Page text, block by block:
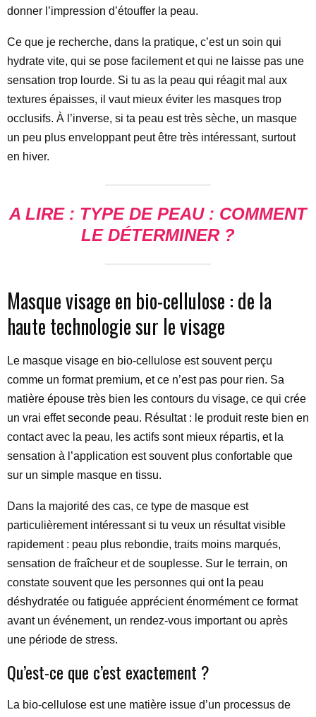
donner l’impression d’étouffer la peau.
Ce que je recherche, dans la pratique, c’est un soin qui
hydrate vite, qui se pose facilement et qui ne laisse pas une
sensation trop lourde. Si tu as la peau qui réagit mal aux
textures épaisses, il vaut mieux éviter les masques trop
occlusifs. À l’inverse, si ta peau est très sèche, un masque
un peu plus enveloppant peut être très intéressant, surtout
en hiver.
A LIRE : TYPE DE PEAU: COMMENT
LE DÉTERMINER ?
Masque visage en bio-cellulose : de la
haute technologie sur le visage
Le masque visage en bio-cellulose est souvent perçu
comme un format premium, et ce n’est pas pour rien. Sa
matière épouse très bien les contours du visage, ce qui crée
un vrai effet seconde peau. Résultat : le produit reste bien en
contact avec la peau, les actifs sont mieux répartis, et la
sensation à l’application est souvent plus confortable que
sur un simple masque en tissu.
Dans la majorité des cas, ce type de masque est
particulièrement intéressant si tu veux un résultat visible
rapidement : peau plus rebondie, traits moins marqués,
sensation de fraîcheur et de souplesse. Sur le terrain, on
constate souvent que les personnes qui ont la peau
déshydratée ou fatiguée apprécient énormément ce format
avant un événement, un rendez-vous important ou après
une période de stress.
Qu’est-ce que c’est exactement ?
La bio-cellulose est une matière issue d’un processus de